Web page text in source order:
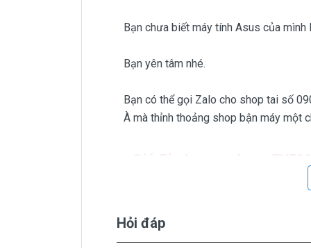
Bạn chưa biết máy tính Asus của mình
Bạn yên tâm nhé.
Bạn có thể gọi Zalo cho shop tai số
À mà thỉnh thoảng shop bận máy một
Giá Pin Laptop Asus
chất lượng bèo béo beo giá thật rẻ
Riêng shop Doctorlaptop chỉ có
Hỏi đáp